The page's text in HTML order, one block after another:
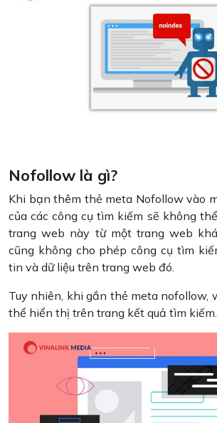
Nofollow là gì?
Khi bạn thêm thẻ meta Nofollow vào
của các công cụ tìm kiếm sẽ không
trang web này từ một trang web
cũng không cho phép công cụ tìm
tin và dữ liệu trên trang web đó.
Tuy nhiên, khi gắn thẻ meta nofollow,
thể hiển thị trên trang kết quả tìm kiếm.